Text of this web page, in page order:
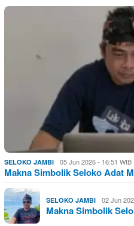
SELOKO JAMBI 05 Jun 2026 - 16:51 WIB
Makna Simbolik Seloko Adat
SELOKO JAMBI 02 Jun
Makna Simbolik